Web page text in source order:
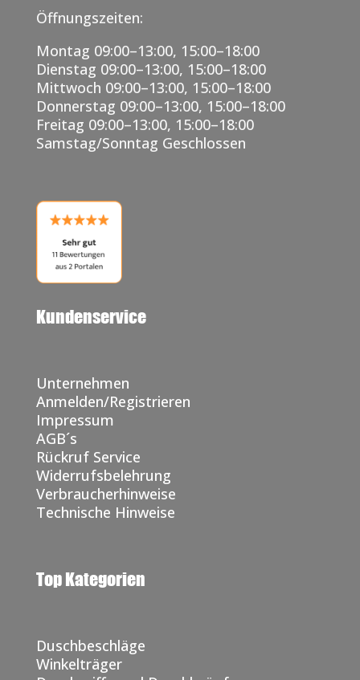
Öffnungszeiten:
Montag 09:00–13:00, 15:00–18:00
Dienstag 09:00–13:00, 15:00–18:00
Mittwoch 09:00–13:00, 15:00–18:00
Donnerstag 09:00–13:00, 15:00–18:00
Freitag 09:00–13:00, 15:00–18:00
Samstag/Sonntag Geschlossen
Kundenservice
Unternehmen
Anmelden/Registrieren
Impressum
AGB´s
Rückruf Service
Widerrufsbelehrung
Verbraucherhinweise
Technische Hinweise
Top Kategorien
Duschbeschläge
Winkelträger